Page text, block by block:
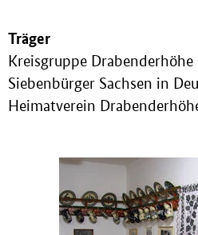
Träger
Kreisgruppe Drabenderhöhe
Siebenbürger Sachsen in
Heimatverein